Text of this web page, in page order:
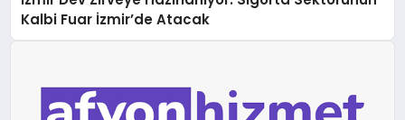
Kalbi Fuar İzmir’de Atacak